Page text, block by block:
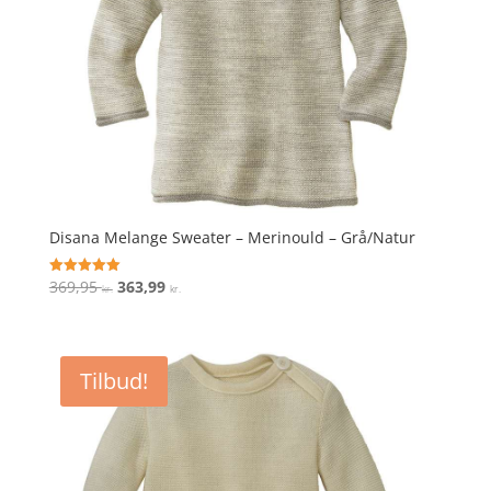
Disana Melange Sweater – Merinould – Grå/Natur
Vurderet
5
369,95kr. Den
var:
369,95 kr..
363,99 kr.
er:
363,99 kr..
Tilbud!